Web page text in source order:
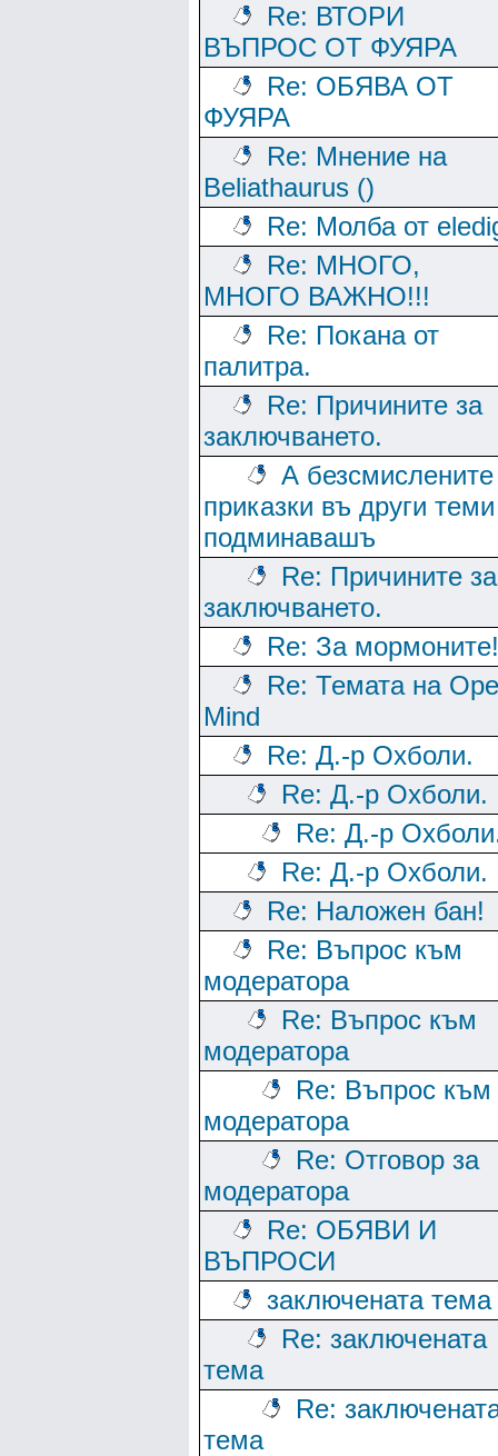
Re: ВТОРИ
ВЪПРОС ОТ ФУЯРА
Re: ОБЯВА ОТ
ФУЯРА
Re: Мнение на
Beliathaurus ()
Re: Молба от
Re: МНОГО,
МНОГО ВАЖНО!!!
Re: Покана от
палитра.
Re: Причините за
заключването.
А безсмислените
приказки въ други теми
подминавашъ
Re: Причините за
заключването.
Re: За мормоните!
Re: Темата на
Mind
Re: Д.-р Охболи.
Re: Д.-р Охболи.
Re: Д.-р
Re: Д.-р Охболи.
Re: Наложен бан!
Re: Въпрос към
модератора
Re: Въпрос към
модератора
Re: Въпрос към
модератора
Re: Отговор за
модератора
Re: ОБЯВИ И
ВЪПРОСИ
заключената тема
Re: заключената
тема
Re:
тема